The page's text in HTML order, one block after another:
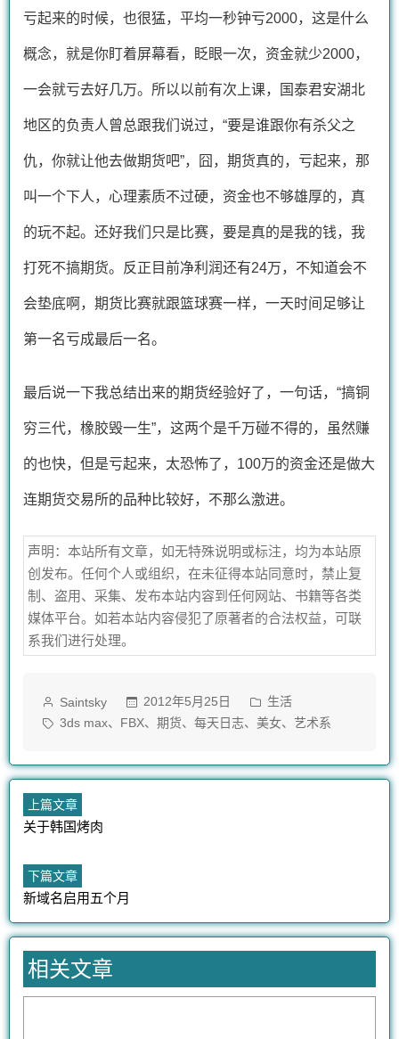
亏起来的时候，也很猛，平均一秒钟亏2000，这是什么
概念，就是你盯着屏幕看，眨眼一次，资金就少2000，
一会就亏去好几万。所以以前有次上课，国泰君安湖北
地区的负责人曾总跟我们说过，“要是谁跟你有杀父之
仇，你就让他去做期货吧”，囧，期货真的，亏起来，那
叫一个下人，心理素质不过硬，资金也不够雄厚的，真
的玩不起。还好我们只是比赛，要是真的是我的钱，我
打死不搞期货。反正目前净利润还有24万，不知道会不
会垫底啊，期货比赛就跟篮球赛一样，一天时间足够让
第一名亏成最后一名。
最后说一下我总结出来的期货经验好了，一句话，“搞铜
穷三代，橡胶毁一生”，这两个是千万碰不得的，虽然赚
的也快，但是亏起来，太恐怖了，100万的资金还是做大
连期货交易所的品种比较好，不那么激进。
声明：本站所有文章，如无特殊说明或标注，均为本站原
创发布。任何个人或组织，在未征得本站同意时，禁止复
制、盗用、采集、发布本站内容到任何网站、书籍等各类
媒体平台。如若本站内容侵犯了原著者的合法权益，可联
系我们进行处理。
作
者：
Saintsky 2012年5月25日
发
布
生活
标
3ds max、 FBX、 期货、 每天日志、 美女、 艺术系
文
导
航
上篇文章
篇
关于韩国烤肉
下篇文章
篇
文
章：
新域名启用五个月
相关文章